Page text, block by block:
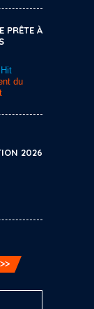
PRÊTE À
du
2026